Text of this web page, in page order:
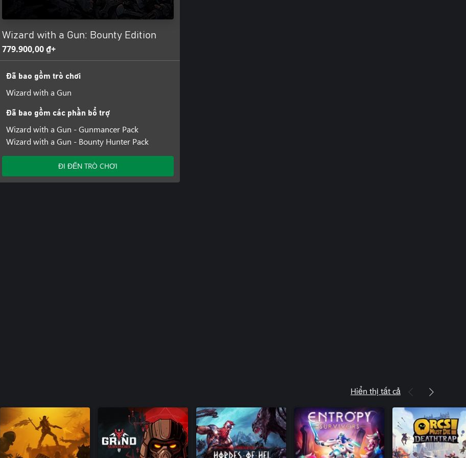
Wizard with a Gun: Bounty Edition
779.900,00 ₫+
Đã bao gồm trò chơi
Wizard with a Gun
Đã bao gồm các phần bổ trợ
Wizard with a Gun - Gunmancer Pack
Wizard with a Gun - Bounty Hunter Pack
ĐI ĐẾN TRÒ CHƠI
Hiển thị tất cả